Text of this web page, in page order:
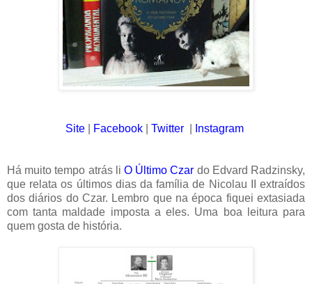
Site Facebook Twitter Instagram
Há muito tempo atrás li O Último Czar do Edvard Radzinsky,
que relata os últimos dias da família de Nicolau II extraídos
dos diários do Czar. Lembro que na época fiquei extasiada
com tanta maldade imposta a eles. Uma boa leitura para
quem gosta de história.